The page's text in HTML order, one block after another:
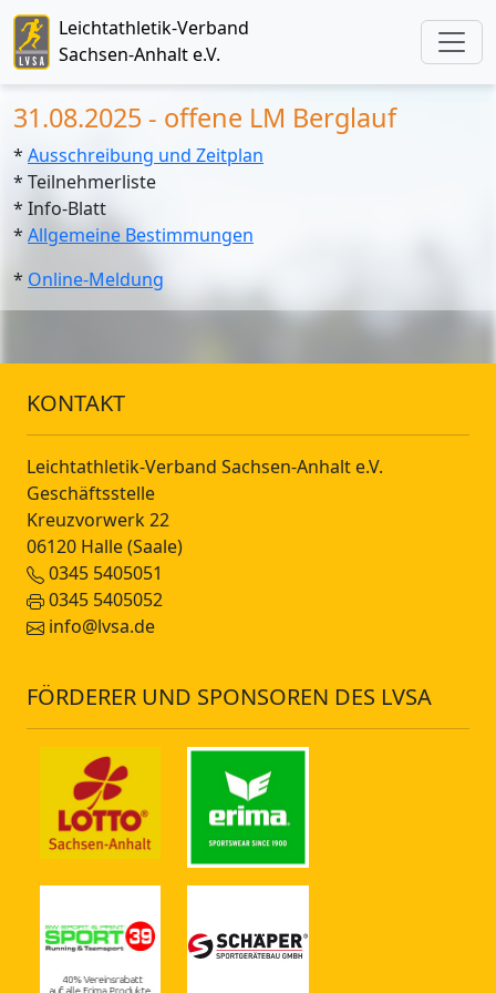
Leichtathletik-Verband
Sachsen-Anhalt e.V.
31.08.2025 - offene LM Berglauf
* Ausschreibung und Zeitplan
* Teilnehmerliste
* Info-Blatt
* Allgemeine Bestimmungen
* Online-Meldung
KONTAKT
Leichtathletik-Verband Sachsen-Anhalt e.V.
Geschäftsstelle
Kreuzvorwerk 22
06120 Halle (Saale)
0345 5405051
0345 5405052
info@lvsa.de
FÖRDERER UND SPONSOREN DES LVSA